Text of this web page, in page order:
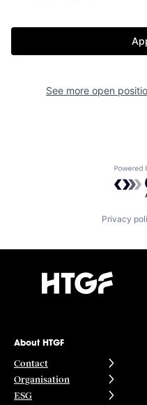
See more open
Privacy
About HTGF
Contact
Organisation
ESG